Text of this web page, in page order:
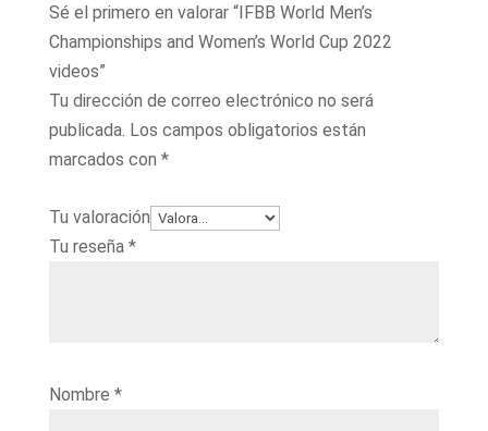
Sé el primero en valorar “IFBB World Men’s
Championships and Women’s World Cup 2022
videos”
Tu dirección de correo electrónico no será
publicada. Los campos obligatorios están
marcados con *
Tu valoración
Tu reseña *
Nombre *